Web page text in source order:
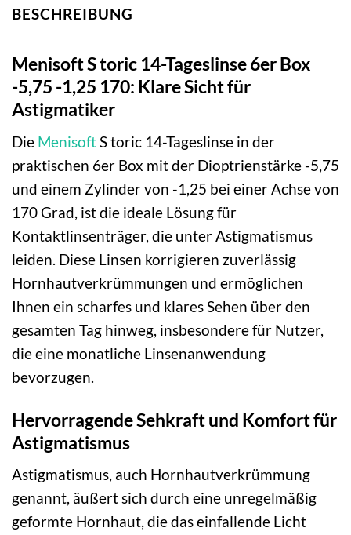
BESCHREIBUNG
Menisoft S toric 14-Tageslinse 6er Box
-5,75 -1,25 170: Klare Sicht für
Astigmatiker
Die Menisoft S toric 14-Tageslinse in der
praktischen 6er Box mit der Dioptrienstärke -5,75
und einem Zylinder von -1,25 bei einer Achse von
170 Grad, ist die ideale Lösung für
Kontaktlinsenträger, die unter Astigmatismus
leiden. Diese Linsen korrigieren zuverlässig
Hornhautverkrümmungen und ermöglichen
Ihnen ein scharfes und klares Sehen über den
gesamten Tag hinweg, insbesondere für Nutzer,
die eine monatliche Linsenanwendung
bevorzugen.
Hervorragende Sehkraft und Komfort für
Astigmatismus
Astigmatismus, auch Hornhautverkrümmung
genannt, äußert sich durch eine unregelmäßig
geformte Hornhaut, die das einfallende Licht